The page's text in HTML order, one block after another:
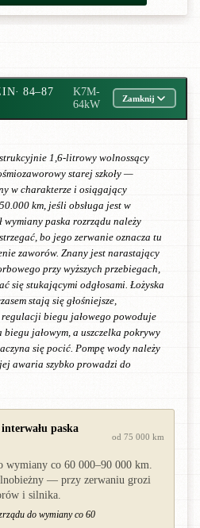
· 84–87
K7M-
64kW
Zamknij
1,6-litrowy wolnossący
starej szkoły —
w charakterze i osiągający
km, jeśli obsługa jest w
wymiany paska rozrządu należy
bo jego zerwanie oznacza tu
zaworów. Znany jest narastający
przy wyższych przebiegach,
się stukającymi odgłosami. Łożyska
stają się głośniejsze,
biegu jałowego powoduje
jałowym, a uszczelka pokrywy
się pocić. Pompę wody należy
awaria szybko prowadzi do
paska
od 75 000 km
wymiany co 60 000–90 000 km.
— przy zerwaniu grozi
i silnika.
do wymiany co 60